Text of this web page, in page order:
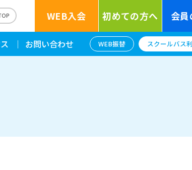
WEB入会 初めての方へ 会員
お問い合わせ WEB振替 スクールバス